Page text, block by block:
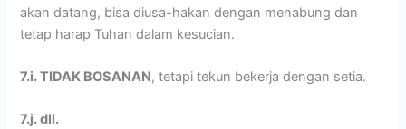
akan datang, bisa diusa-hakan dengan menabung dan
tetap harap Tuhan dalam kesucian.
7.i. TIDAK BOSANAN, tetapi tekun bekerja dengan setia.
7.j. dll.